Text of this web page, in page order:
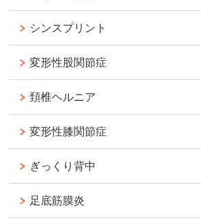
シンスプリント
変形性股関節症
頚椎ヘルニア
変形性膝関節症
ぎっくり背中
足底筋膜炎